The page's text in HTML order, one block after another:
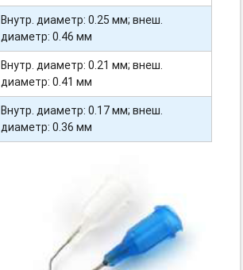
Внутр. диаметр: 0.25 мм; внеш.
диаметр: 0.46 мм
Внутр. диаметр: 0.21 мм; внеш.
диаметр: 0.41 мм
Внутр. диаметр: 0.17 мм; внеш.
диаметр: 0.36 мм